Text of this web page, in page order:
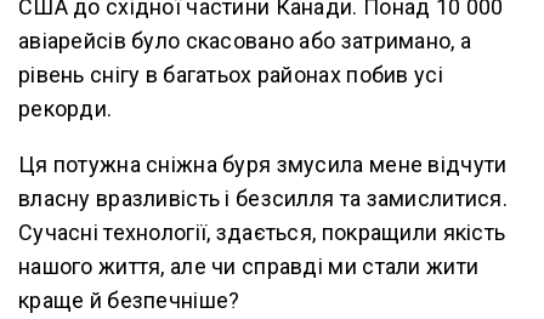
США до східної частини Канади. Понад 10 000
авіарейсів було скасовано або затримано, а
рівень снігу в багатьох районах побив усі
рекорди.
Ця потужна сніжна буря змусила мене відчути
власну вразливість і безсилля та замислитися.
Сучасні технології, здається, покращили якість
нашого життя, але чи справді ми стали жити
краще й безпечніше?